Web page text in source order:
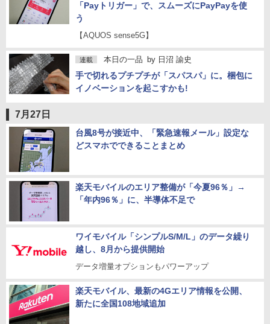
「Payトリガー」で、スムーズにPayPayを使
う
【AQUOS sense5G】
連載 本日の一品 by 日沼 諭史
手で切れるプチプチが「スパスパ」に。梱包に
イノベーションを起こすかも!
7月27日
台風8号が接近中、「緊急速報メール」設定な
どスマホでできることまとめ
楽天モバイルのエリア整備が「今夏96％」→
「年内96％」に、半導体不足で
ワイモバイル「シンプルS/M/L」のデータ繰り
越し、8月から提供開始
データ増量オプションもパワーアップ
楽天モバイル、最新の4Gエリア情報を公開、
新たに全国108地域追加